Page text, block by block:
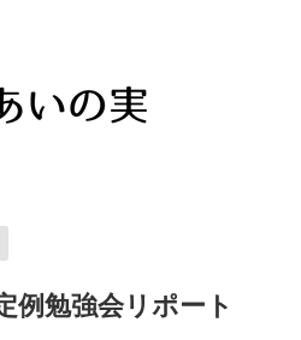
例勉強会リポート